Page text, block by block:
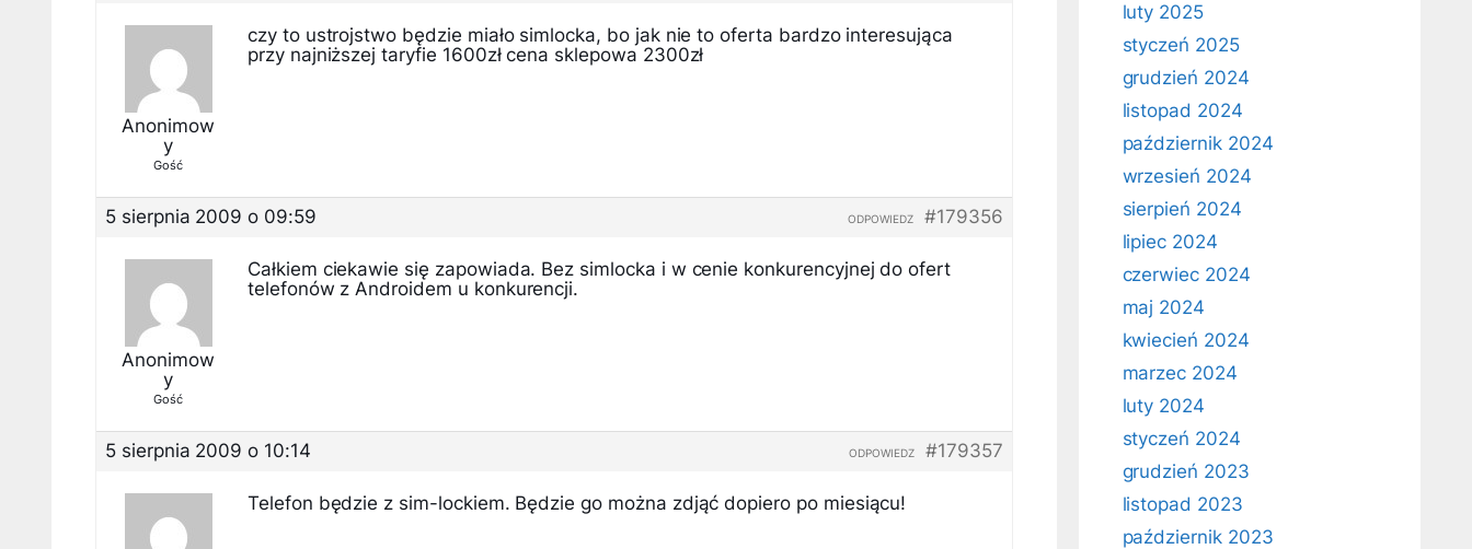
Anonimow
y
Gość
czy to ustrojstwo będzie miało simlocka, bo jak nie to oferta bardzo interesująca
przy najniższej taryfie 1600zł cena sklepowa 2300zł
5 sierpnia 2009 o 09:59 #179356
ODPOWIEDZ
Anonimow
y
Gość
Całkiem ciekawie się zapowiada. Bez simlocka i w cenie konkurencyjnej do ofert
telefonów z Androidem u konkurencji.
5 sierpnia 2009 o 10:14 #179357
ODPOWIEDZ
Telefon będzie z sim-lockiem. Będzie go można zdjąć dopiero po miesiącu!
luty 2025
styczeń 2025
grudzień 2024
listopad 2024
październik 2024
wrzesień 2024
sierpień 2024
lipiec 2024
czerwiec 2024
maj 2024
kwiecień 2024
marzec 2024
luty 2024
styczeń 2024
grudzień 2023
listopad 2023
październik 2023